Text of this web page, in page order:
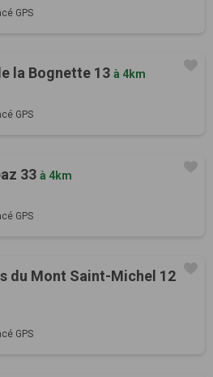
GPS
la Bognette 13 à 4km
GPS
33 à 4km
GPS
du Mont Saint-Michel 12
GPS